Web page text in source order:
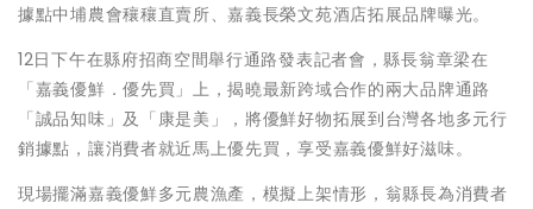
據點中埔農會穰穰直賣所、嘉義長榮文苑酒店拓展品牌曝光。
12日下午在縣府招商空間舉行通路發表記者會，縣長翁章梁在
「嘉義優鮮．優先買」上，揭曉最新跨域合作的兩大品牌通路
「誠品知味」及「康是美」，將優鮮好物拓展到台灣各地多元行
銷據點，讓消費者就近馬上優先買，享受嘉義優鮮好滋味。
現場擺滿嘉義優鮮多元農漁產，模擬上架情形，翁縣長為消費者